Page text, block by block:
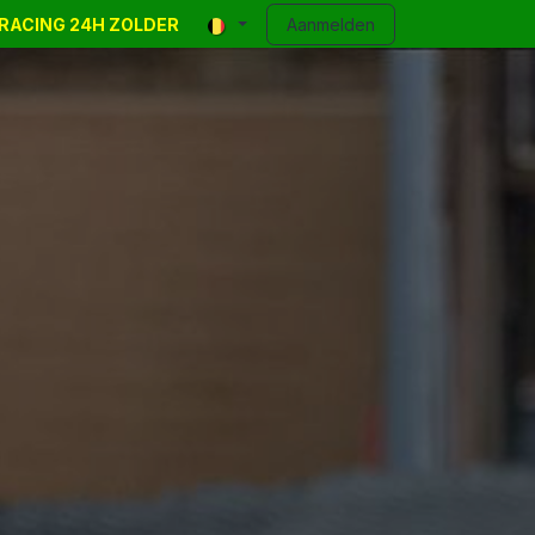
Events Classifieds Contact Blog
24H ZOLDER Aanmelden